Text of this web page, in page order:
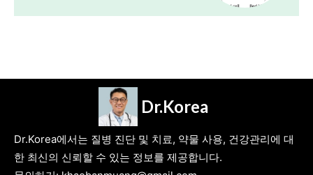
Dr.Korea
Dr.Korea에서는 질병 진단 및 치료, 약물 사용, 건강관리에 대
한 최신의 신뢰할 수 있는 정보를 제공합니다.